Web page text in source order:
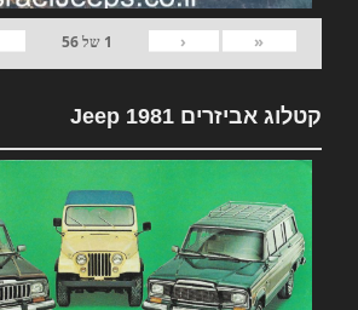
«
‹
1 של56
קטלוג אביזרים 1981 Jeep